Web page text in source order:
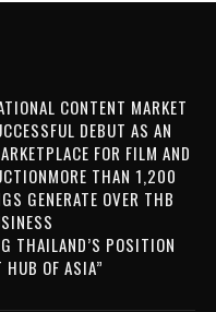
CONTENT MARKET
DEBUT AS AN
FOR FILM AND
THAN 1,200
GENERATE OVER THB
THAILAND’S POSITION
OF ASIA”